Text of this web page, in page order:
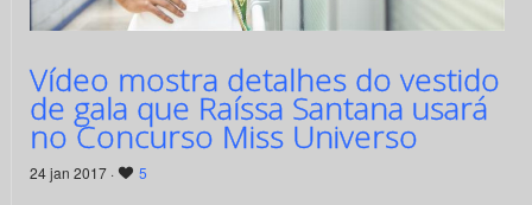
Vídeo mostra detalhes do vestido
de gala que Raíssa Santana usará
no Concurso Miss Universo
24 jan 2017 · 5